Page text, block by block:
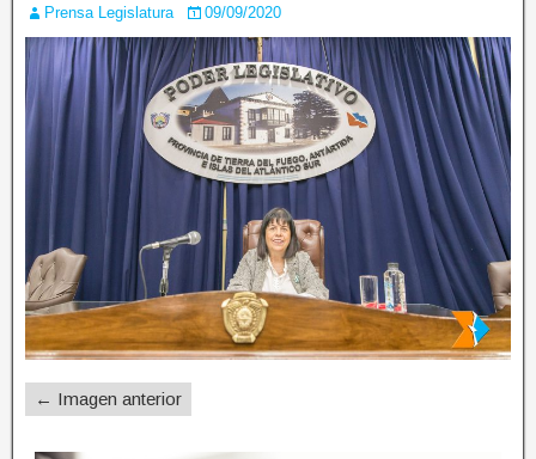
Prensa Legislatura 09/09/2020
← Imagen anterior